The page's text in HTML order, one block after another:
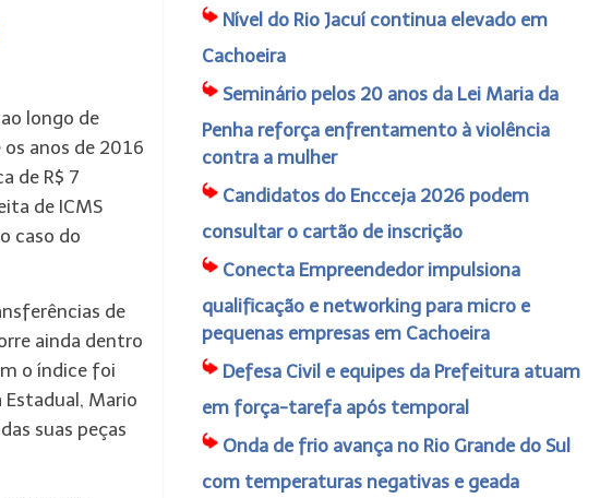
longo de
anos de 2016
de R$ 7
de ICMS
caso do
de
ainda dentro
o índice foi
Mario
suas peças
Nível do Rio Jacuí continua elevado em
Cachoeira
Seminário pelos 20 anos da Lei Maria da
Penha reforça enfrentamento à violência
contra a mulher
Candidatos do Encceja 2026 podem
consultar o cartão de inscrição
Conecta Empreendedor impulsiona
qualificação e networking para micro e
pequenas empresas em Cachoeira
Defesa Civil e equipes da Prefeitura atuam
em força-tarefa após temporal
Onda de frio avança no Rio Grande do Sul
com temperaturas negativas e geada